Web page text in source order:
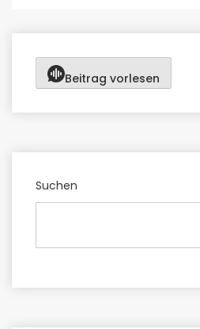
Beitrag vorlesen
Suchen